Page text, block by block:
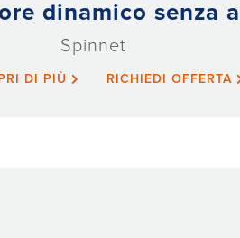
dinamico senza
Spinnet
DI PIÙ RICHIEDI OFFERTA